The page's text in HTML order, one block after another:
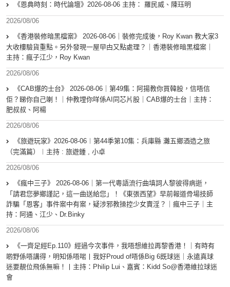
《恩典時刻：時代論壇》2026-08-06 主持： 羅民威、陳珏明
2026/08/06
《香港裝修暗黑檔案》 2026-08-06｜裝修完成後，Roy Kwan 教大家3
大收樓驗貨重點。另外發現一屋曱甴又點處理？｜香港裝修暗黑檔案｜
主持：瘋子江少，Roy Kwan
2026/08/06
《CAB爆的士台》 2026-08-06｜第49集：阿揚教你買韓股，信唔信
佢？睇你自己喇！｜仲教埋你咩係AI同芯片股｜CAB爆的士台｜主持：
肥叔叔、阿楊
2026/08/06
《旅遊玩家》2026-08-06︱第44季第10集：兵庫縣 灘五鄉酒造之旅
（完滿篇）︱主持 : 旅遊鍾 , 小卓
2026/08/06
《瘋中三子》 2026-08-06｜第一代粵語流行曲填詞人黎彼得病逝，
「請君您夢鄉謹記，這一曲送給您」！《東張西望》早前報道骨場技師
詐騙「恩客」事件案中有案，疑涉邪教操控少女賣淫？｜瘋中三子｜主
持：阿通、江少、Dr.Binky
2026/08/06
《一齊足經Ep.110》經過今次事件，我唔想維拉再黎香港！｜有時有
啲野係唔講得，明知係唔啱丨我好Proud of唔係Big 6既球迷｜永遠真球
迷要靚位飛係無嘛！丨主持：Philip Lui、嘉賓：Kidd So@香港維拉球迷
會